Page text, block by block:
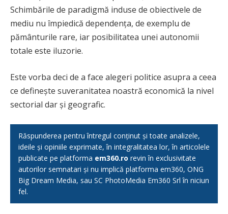
Schimbările de paradigmă induse de obiectivele de
mediu nu împiedică dependența, de exemplu de
pământurile rare, iar posibilitatea unei autonomii
totale este iluzorie.
Este vorba deci de a face alegeri politice asupra a ceea
ce definește suveranitatea noastră economică la nivel
sectorial dar și geografic.
Răspunderea pentru întregul conținut și toate analizele,
ideile și opiniile exprimate, în integralitatea lor, în articolele
publicate pe platforma em360.ro revin în exclusivitate
autorilor semnatari și nu implică platforma em360, ONG
Big Dream Media, sau SC PhotoMedia Em360 Srl în niciun
fel.